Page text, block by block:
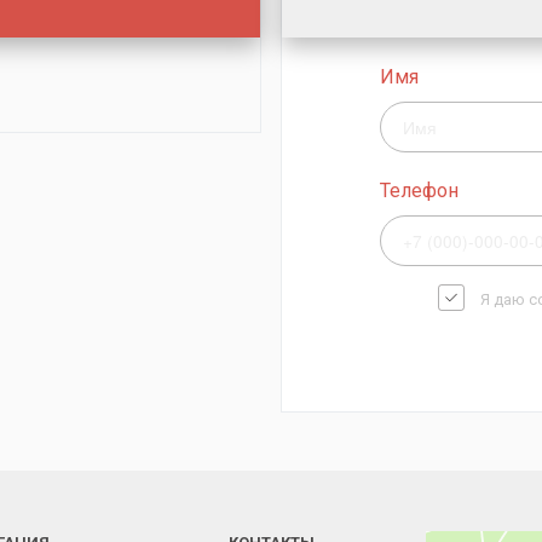
Имя
Телефон
Я даю